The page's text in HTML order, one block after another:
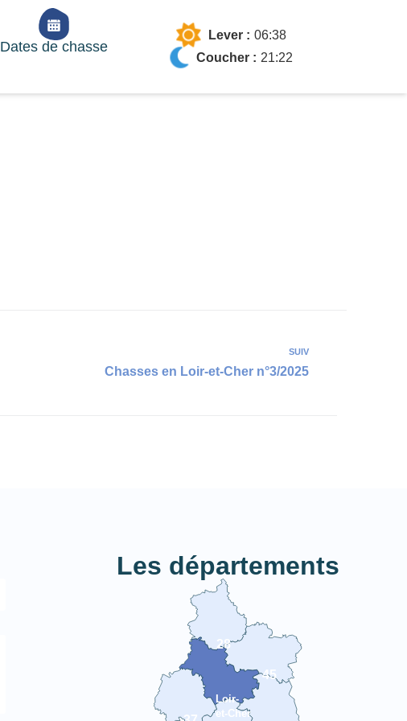
Dates de chasse
Lever : 06:38
Coucher : 21:22
SUIV
Chasses en Loir-et-Cher n°3/2025
Les départements
Loir-
et-Cher
28
45